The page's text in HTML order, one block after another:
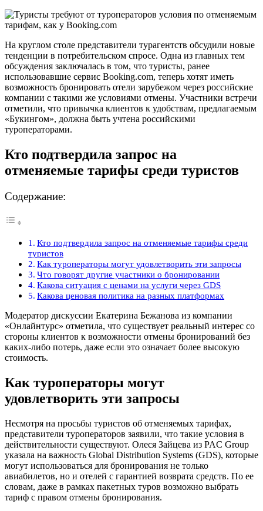
На круглом столе представители турагентств обсудили новые
тенденции в потребительском спросе. Одна из главных тем
обсуждения заключалась в том, что туристы, ранее
использовавшие сервис Booking.com, теперь хотят иметь
возможность бронировать отели зарубежом через российские
компании с такими же условиями отмены. Участники встречи
отметили, что привычка клиентов к удобствам, предлагаемым
«Букингом», должна быть учтена российскими
туроператорами.
Кто подтвердила запрос на
отменяемые тарифы среди туристов
Содержание:
Кто подтвердила запрос на отменяемые тарифы среди
туристов
Как туроператоры могут удовлетворить эти запросы
Что говорят другие участники о бронировании
Какова ситуация с ценами на услуги через GDS
Какова ценовая политика на разных платформах
Модератор дискуссии Екатерина Бежанова из компании
«Онлайнтурс» отметила, что существует реальный интерес со
стороны клиентов к возможности отмены бронирований без
каких-либо потерь, даже если это означает более высокую
стоимость.
Как туроператоры могут
удовлетворить эти запросы
Несмотря на просьбы туристов об отменяемых тарифах,
представители туроператоров заявили, что такие условия в
действительности существуют. Олеся Зайцева из PAC Group
указала на важность Global Distribution Systems (GDS), которые
могут использоваться для бронирования не только
авиабилетов, но и отелей с гарантией возврата средств. По ее
словам, даже в рамках пакетных туров возможно выбрать
тариф с правом отмены бронирования.